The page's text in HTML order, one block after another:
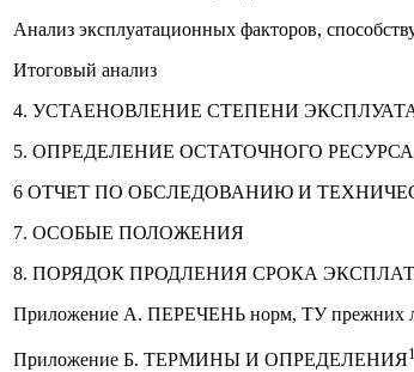
Анализ эксплуатационных факторов,
Итоговый анализ
4. УСТАЕНОВЛЕНИЕ СТЕПЕНИ
5. ОПРЕДЕЛЕНИЕ ОСТАТОЧНОГО
6 ОТЧЕТ ПО ОБСЛЕДОВАНИЮ И
7. ОСОБЫЕ ПОЛОЖЕНИЯ
8. ПОРЯДОК ПРОДЛЕНИЯ СРОКА
Приложение А. ПЕРЕЧЕНЬ норм, ТУ прежних
Приложение Б. ТЕРМИНЫ И ОПРЕДЕЛЕНИЯ1